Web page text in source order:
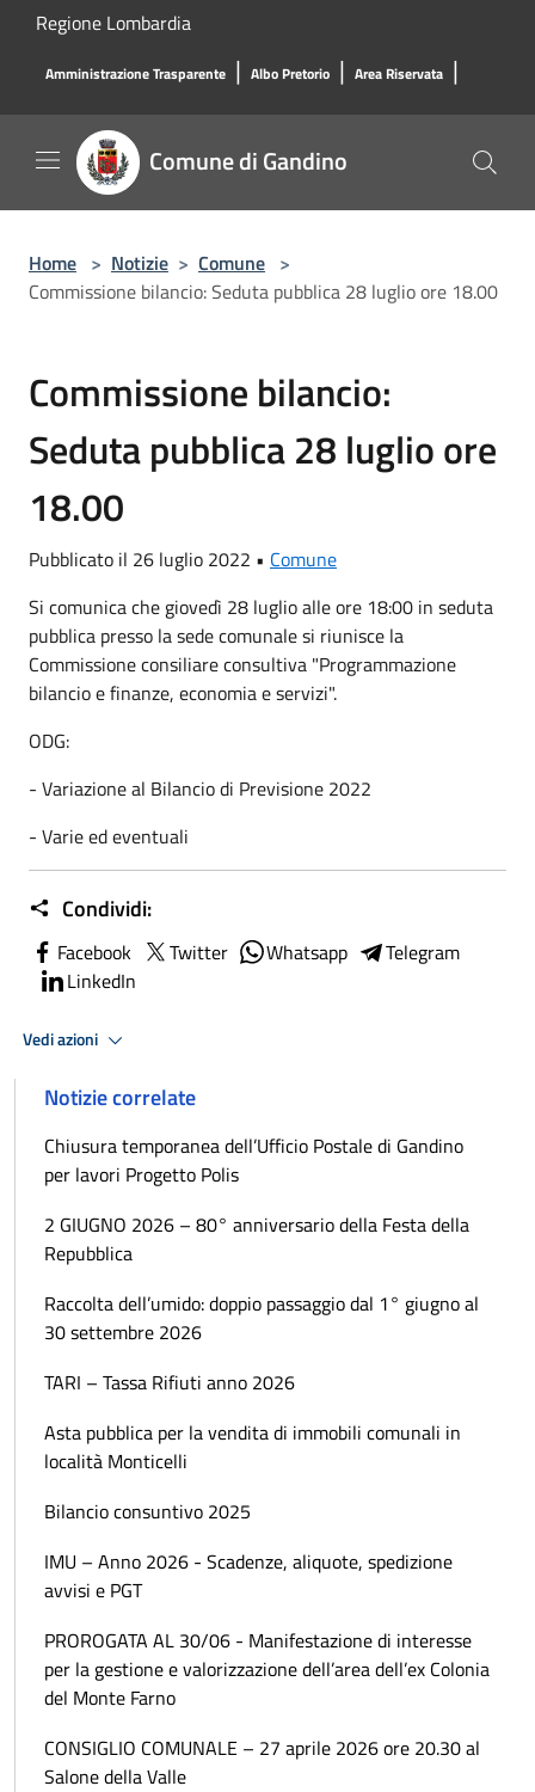
Salta al contenuto principale
Regione Lombardia
Amministrazione Trasparente | Albo Pretorio | Area Riservata |
Comune di Gandino
Home > Notizie > Comune >
Commissione bilancio: Seduta pubblica 28 luglio ore 18.00
Commissione bilancio:
Seduta pubblica 28 luglio ore
18.00
Pubblicato il 26 luglio 2022 • Comune
Si comunica che giovedì 28 luglio alle ore 18:00 in seduta
pubblica presso la sede comunale si riunisce la
Commissione consiliare consultiva "Programmazione
bilancio e finanze, economia e servizi".
ODG:
- Variazione al Bilancio di Previsione 2022
- Varie ed eventuali
Condividi:
Facebook Twitter Whatsapp
Telegram
LinkedIn
Vedi azioni
Notizie correlate
Chiusura temporanea dell’Ufficio Postale di Gandino
per lavori Progetto Polis
2 GIUGNO 2026 – 80° anniversario della Festa della
Repubblica
Raccolta dell’umido: doppio passaggio dal 1° giugno al
30 settembre 2026
TARI – Tassa Rifiuti anno 2026
Asta pubblica per la vendita di immobili comunali in
località Monticelli
Bilancio consuntivo 2025
IMU – Anno 2026 - Scadenze, aliquote, spedizione
avvisi e PGT
PROROGATA AL 30/06 - Manifestazione di interesse
per la gestione e valorizzazione dell’area dell’ex Colonia
del Monte Farno
CONSIGLIO COMUNALE – 27 aprile 2026 ore 20.30 al
Salone della Valle